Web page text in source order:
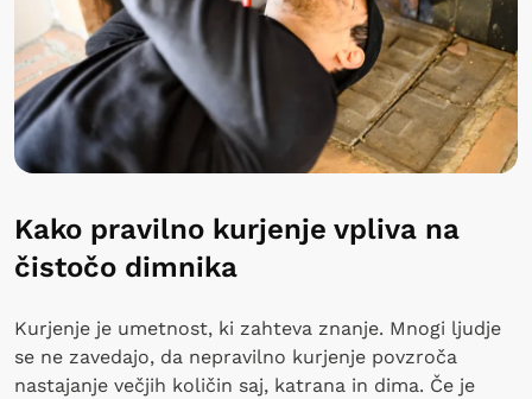
Kako pravilno kurjenje vpliva na
čistočo dimnika
Kurjenje je umetnost, ki zahteva znanje. Mnogi ljudje
se ne zavedajo, da nepravilno kurjenje povzroča
nastajanje večjih količin saj, katrana in dima. Če je